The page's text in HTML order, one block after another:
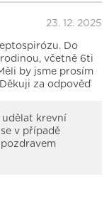
23. 12. 2025
Do
včetně 6ti
by jsme prosím
za odpověď
udělat krevní
v případě